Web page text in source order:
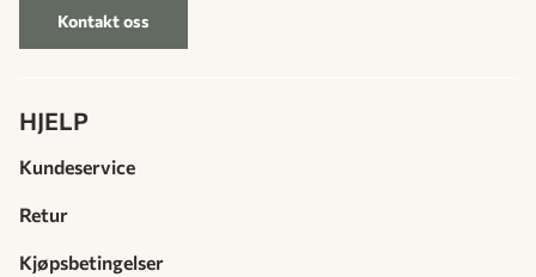
Kontakt oss
HJELP
Kundeservice
Retur
Kjøpsbetingelser